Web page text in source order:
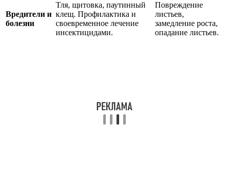
Вредители и
болезни
Тля, щитовка, паутинный
клещ. Профилактика и
своевременное лечение
инсектицидами.
Повреждение
листьев,
замедление роста,
опадание листьев.